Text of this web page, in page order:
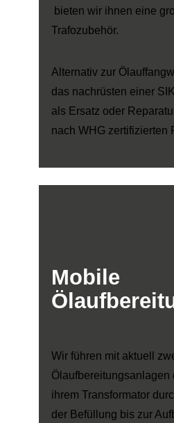
bieten wir ihnen eine
Trafozubehör.
Alternativ zur
das nachrüsten einer
als Ersatz oder
nach WHG zertifizierten
Mobile
Wir führen mit aktuell
Ölaufbereitungsanlagen
ihrem Transformator
der Befüllung bis zur